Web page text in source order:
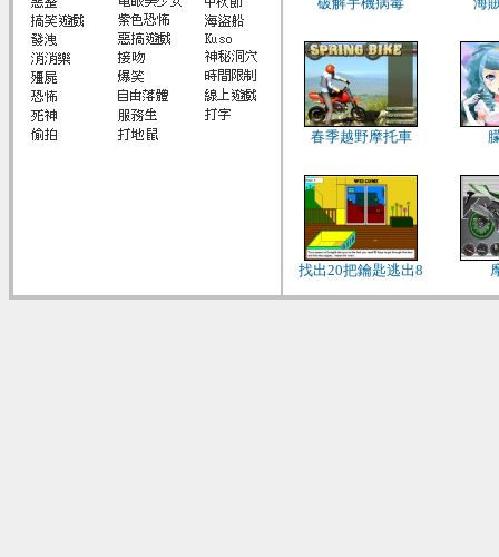
春季越野摩托車
找出20把鑰匙逃出8